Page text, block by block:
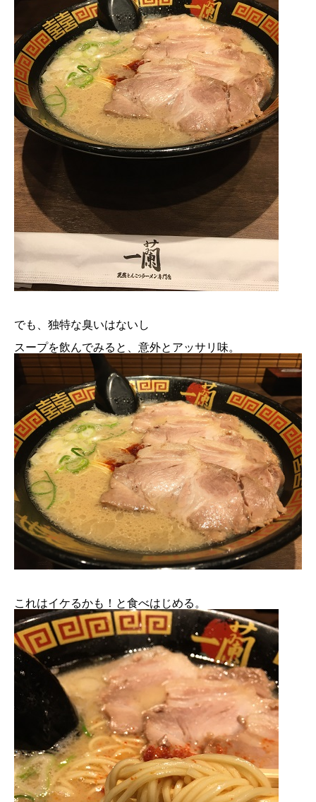
でも、独特な臭いはないし
スープを飲んでみると、意外とアッサリ味。
これはイケるかも！と食べはじめる。